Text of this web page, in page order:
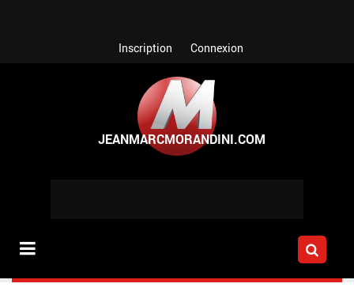
Inscription Connexion